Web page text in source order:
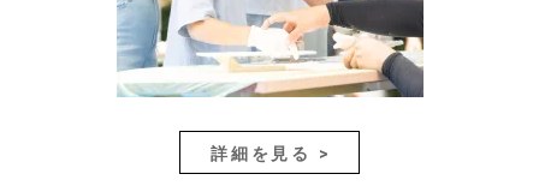
詳細を見る >